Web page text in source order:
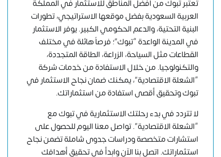
تعتبر تبوك من أفضل المناطق للاستثمار في المملكة
العربية السعودية بفضل موقعها الاستراتيجي، تطورات
البنية التحتية، والدعم الحكومي الكبير. يوفر الاستثمار
في المدينة الواعدة “تبوك”؛ فرصاً هائلة في مختلف
القطاعات مثل السياحة، الزراعة، الطاقة المتجددة،
والتكنولوجيا. من خلال الاستفادة من خدمات شركة
“الشعلة الاقتصادية”، يمكنك ضمان نجاح الاستثمار في
تبوك وتحقيق أقصى استفادة من استثماراتك.
لا تتردد في بدء رحلتك الاستثمارية في تبوك مع
“الشعلة الاقتصادية”. تواصل معنا اليوم للحصول على
استشارات متخصصة ودراسات جدوى شاملة تضمن نجاح
استثماراتك.اتصل بنا الآنوابدأ في تحقيق أهدافك